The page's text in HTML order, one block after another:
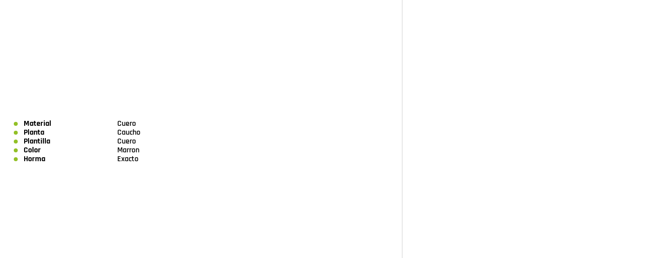
Material
Cuero
Planta
Caucho
Plantilla
Cuero
Color
Marron
Horma
Exacto